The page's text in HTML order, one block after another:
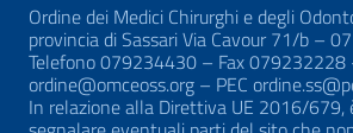
Ordine dei Medici Chirurghi e degli
provincia di Sassari Via Cavour 71/b –
Telefono 079234430 – Fax 079232228
ordine@omceoss.org – PEC
In relazione alla Direttiva UE 2016/679,